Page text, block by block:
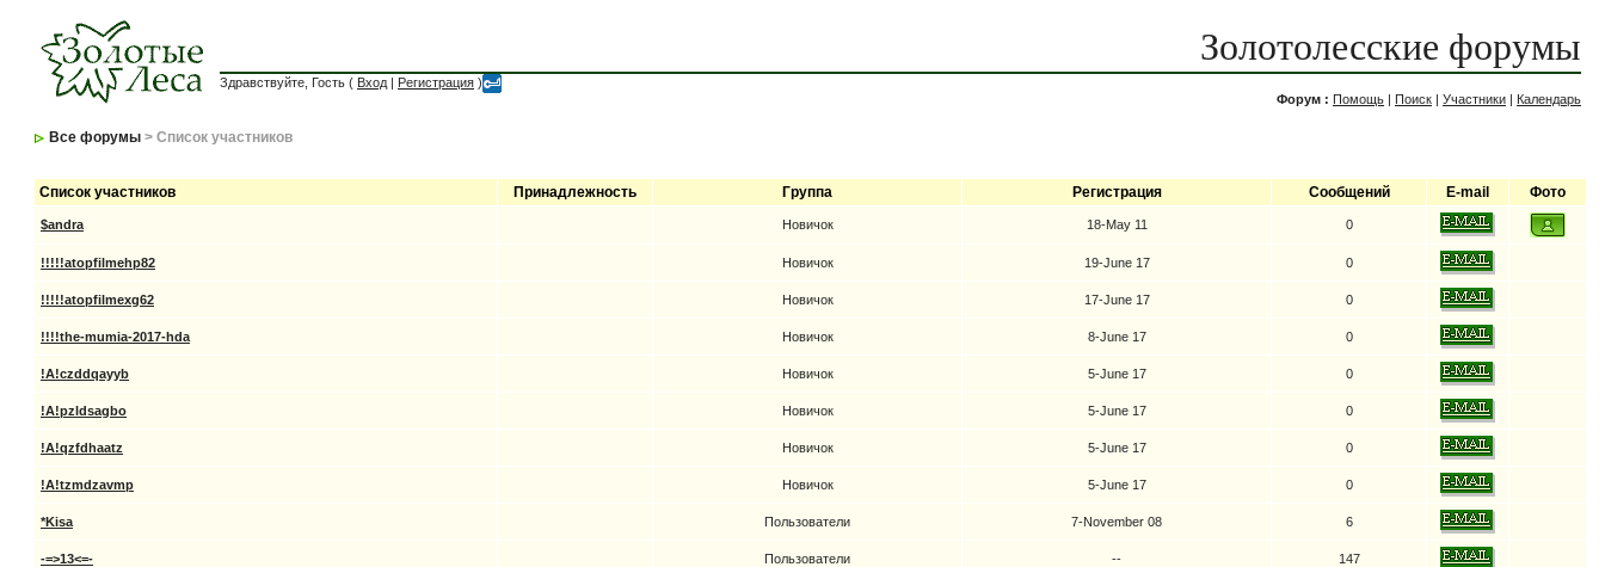
Золотолесские форумы
Здравствуйте, Гость ( Вход | Регистрация )
Форум : Помощь | Поиск | Участники | Календарь
Все форумы > Список участников
Список участников Принадлежность Группа Регистрация Сообщений E-mail Фото
$andra Новичок 18-May 11 0
!!!!!atopfilmehp82 Новичок 19-June 17 0
!!!!!atopfilmexg62 Новичок 17-June 17 0
!!!!the-mumia-2017-hda Новичок 8-June 17 0
!A!czddqayyb Новичок 5-June 17 0
!A!pzldsagbo Новичок 5-June 17 0
!A!qzfdhaatz Новичок 5-June 17 0
!A!tzmdzavmp Новичок 5-June 17 0
*Kisa Пользователи 7-November 08 6
-=>13<=- Пользователи -- 147